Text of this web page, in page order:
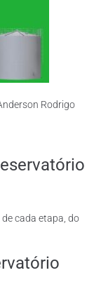
Rodrigo
cada etapa, do